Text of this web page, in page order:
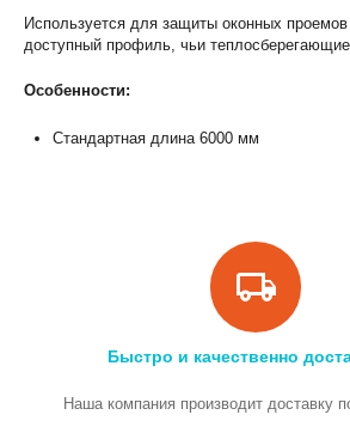
Используется для защиты оконных
доступный профиль, чьи
Особенности:
Стандартная длина 6000 мм
Быстро и качественно
Наша компания производит доставку